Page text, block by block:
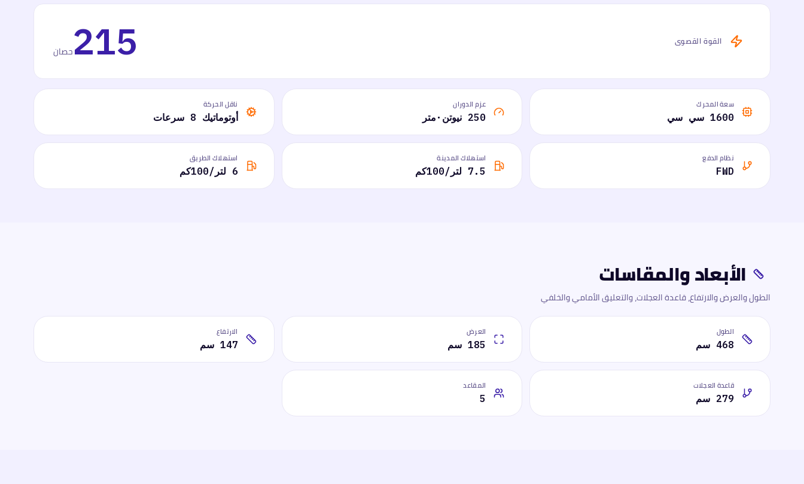
القوة القصوى 215حصان
سعة المحرك
1600 سي سي
عزم الدوران
250 نيوتن·متر
ناقل الحركة
أوتوماتيك 8 سرعات
نظام الدفع
FWD
استهلاك المدينة
7.5 لتر/100كم
استهلاك الطريق
6 لتر/100كم
الأبعاد والمقاسات
الطول والعرض والارتفاع، قاعدة العجلات، والتعليق الأمامي والخلفي
الطول
468 سم
العرض
185 سم
الارتفاع
147 سم
قاعدة العجلات
279 سم
المقاعد
5